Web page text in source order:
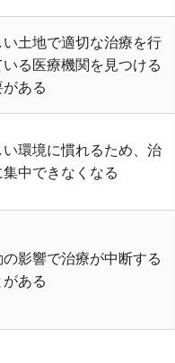
い土地で適切な治療を行
いる医療機関を見つける
がある
い環境に慣れるため、治
集中できなくなる
の影響で治療が中断する
がある